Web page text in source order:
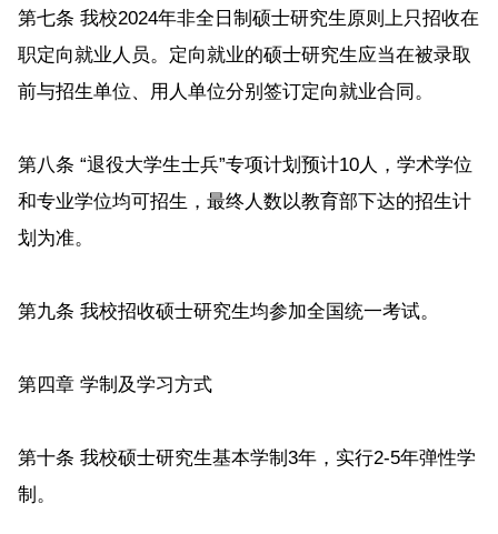
第七条 我校2024年非全日制硕士研究生原则上只招收在
职定向就业人员。定向就业的硕士研究生应当在被录取
前与招生单位、用人单位分别签订定向就业合同。
第八条 “退役大学生士兵”专项计划预计10人，学术学位
和专业学位均可招生，最终人数以教育部下达的招生计
划为准。
第九条 我校招收硕士研究生均参加全国统一考试。
第四章 学制及学习方式
第十条 我校硕士研究生基本学制3年，实行2-5年弹性学
制。